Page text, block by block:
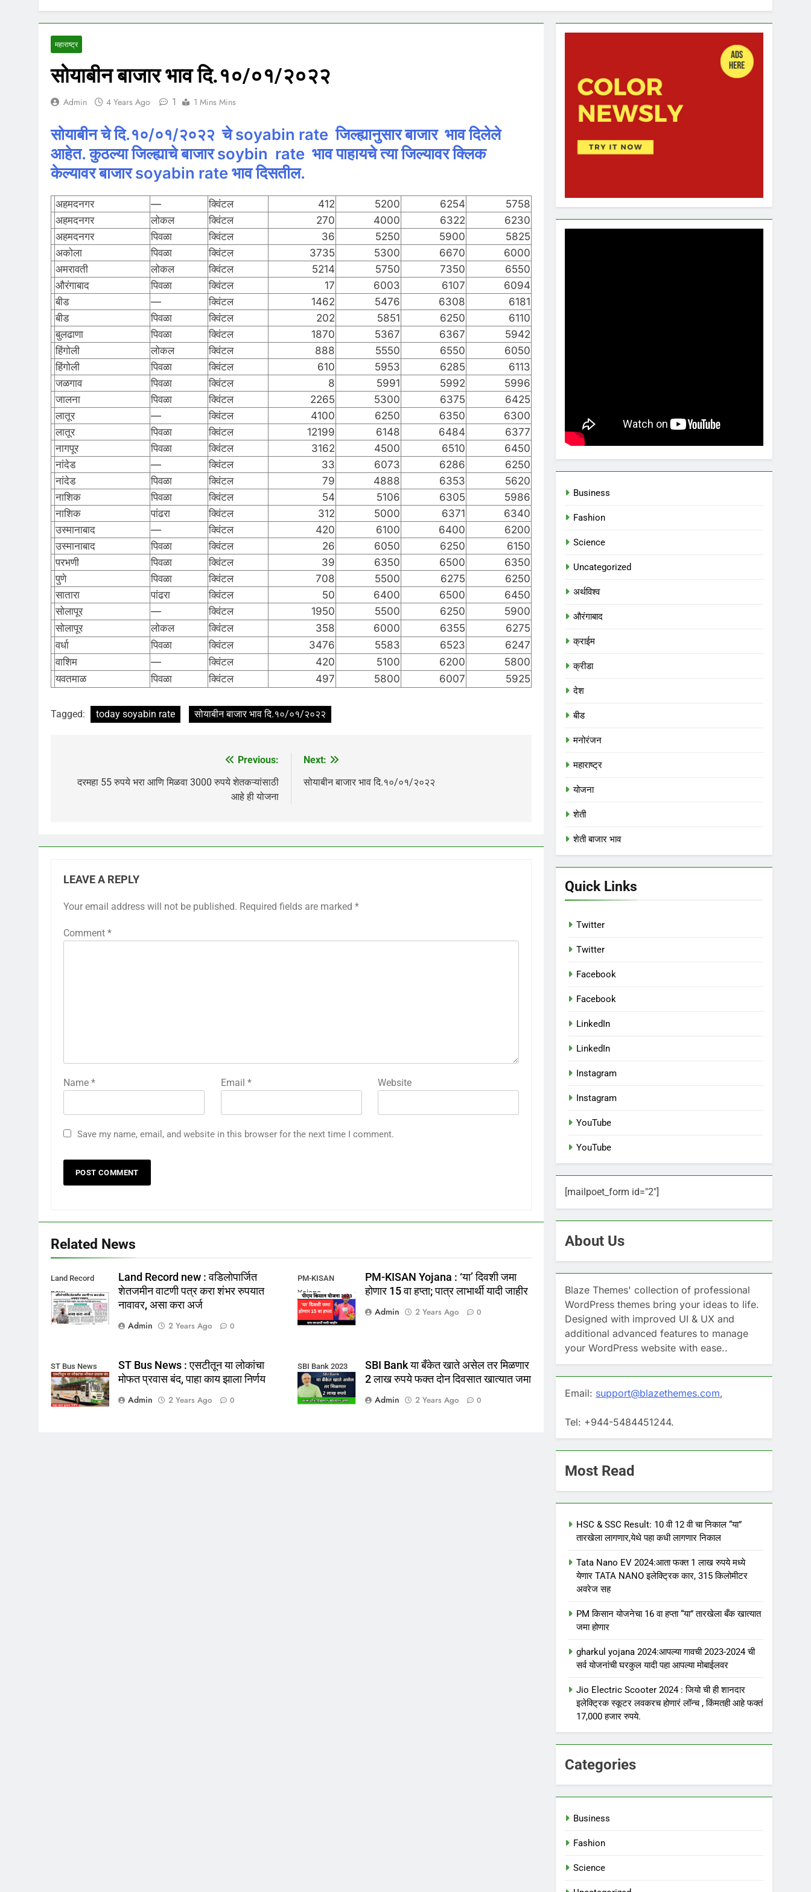
महाराष्ट्र
सोयाबीन बाजार भाव दि.१०/०१/२०२२
Admin 4 Years Ago 1 1 Mins Mins
सोयाबीन चे दि.१०/०१/२०२२ चेsoyabin rate जिल्ह्यानुसार बाजार भाव दिलेले
आहेत. कुठल्या जिल्ह्याचे बाजार soybin rate भाव पाहायचे त्या जिल्यावर क्लिक
केल्यावर बाजार soyabin rate भाव दिसतील.
अहमदनगर — क्विंटल 412 5200 6254
5758
अहमदनगर
लोकल क्विंटल 270 4000 6322
6230
अहमदनगर
पिवळा क्विंटल 36 5250 5900
5825
अकोला
पिवळा क्विंटल 3735 5300 6670
6000
अमरावती
लोकल क्विंटल 5214 5750 7350
6550
औरंगाबाद
पिवळा क्विंटल 17 6003 6107
6094
बीड
— क्विंटल 1462 5476 6308
6181
बीड
पिवळा क्विंटल 202 5851 6250
6110
बुलढाणा
पिवळा क्विंटल 1870 5367 6367
5942
हिंगोली
लोकल क्विंटल 888 5550 6550
6050
हिंगोली
पिवळा क्विंटल 610 5953 6285
6113
जळगाव
पिवळा क्विंटल 8 5991 5992
5996
जालना
पिवळा क्विंटल 2265 5300 6375
6425
लातूर
— क्विंटल 4100 6250 6350
6300
लातूर
पिवळा क्विंटल 12199 6148 6484
6377
नागपूर
पिवळा क्विंटल 3162 4500 6510
6450
नांदेड
— क्विंटल 33 6073 6286
6250
नांदेड
पिवळा क्विंटल 79 4888 6353
5620
नाशिक
पिवळा क्विंटल 54 5106 6305
5986
नाशिक
पांढरा क्विंटल 312 5000 6371
6340
उस्मानाबाद
— क्विंटल 420 6100 6400
6200
उस्मानाबाद
पिवळा क्विंटल 26 6050 6250
6150
परभणी
पिवळा क्विंटल 39 6350 6500
6350
पुणे
पिवळा क्विंटल 708 5500 6275
6250
सातारा
पांढरा क्विंटल 50 6400 6500
6450
सोलापूर
— क्विंटल 1950 5500 6250
5900
सोलापूर
लोकल क्विंटल 358 6000 6355
6275
वर्धा
पिवळा क्विंटल 3476 5583 6523
6247
वाशिम
— क्विंटल 420 5100 6200
5800
यवतमाळ
पिवळा क्विंटल 497 5800 6007 5925
Tagged: today soyabin rate सोयाबीन बाजार भाव दि.१०/०१/२०२२
navigation
Previous:
दरमहा 55 रुपये भरा आणि मिळवा 3000 रुपये शेतकऱ्यांसाठी
आहे ही योजना
Next:
सोयाबीन बाजार भाव दि.१०/०१/२०२२
LEAVE A REPLY
Your email address will not be published. Required fields are marked *
Comment *
Name * Email * Website
Save my name, email, and website in this browser for the next time I comment.
Related News
Land Record
new
Land Record new : वडिलोपार्जित
शेतजमीन वाटणी पत्र करा शंभर रुपयात
नावावर, असा करा अर्ज
Admin
2 Years Ago 0
PM-KISAN
Yojana
PM-KISAN Yojana : ‘या’ दिवशी जमा
होणार 15 वा हप्ता; पात्र लाभार्थी यादी जाहीर
Admin
2 Years Ago 0
ST Bus News
ST Bus News : एसटीतून या लोकांचा
मोफत प्रवास बंद, पाहा काय झाला निर्णय
Admin
2 Years Ago 0
SBI Bank 2023
SBI Bank या बँकेत खाते असेल तर मिळणार
2 लाख रुपये फक्त दोन दिवसात खात्यात जमा
Admin
2 Years Ago 0
Business
Fashion
Science
Uncategorized
अर्थविश्व
औरंगाबाद
क्राईम
क्रीडा
देश
बीड
मनोरंजन
महाराष्ट्र
योजना
शेती
शेती बाजार भाव
Quick Links
Twitter
Twitter
Facebook
Facebook
LinkedIn
LinkedIn
Instagram
Instagram
YouTube
YouTube
[mailpoet_form id="2"]
About Us
Blaze Themes' collection of professional
WordPress themes bring your ideas to life.
Designed with improved UI & UX and
additional advanced features to manage
your WordPress website with ease..
Email: support@blazethemes.com,
Tel: +944-5484451244.
Most Read
HSC & SSC Result: 10 वी 12 वी चा निकाल “या”
तारखेला लागणार,येथे पहा कधी लागणार निकाल
Tata Nano EV 2024:आता फक्त 1 लाख रुपये मध्ये
येणार TATA NANO इलेक्ट्रिक कार, 315 किलोमीटर
अवरेज सह
PM किसान योजनेचा 16 वा हप्ता “या” तारखेला बँक खात्यात
जमा होणार
gharkul yojana 2024:आपल्या गावची 2023-2024 ची
सर्व योजनांची घरकुल यादी पहा आपल्या मोबाईलवर
Jio Electric Scooter 2024 : जियो ची ही शानदार
इलेक्ट्रिक स्कूटर लवकरच होणारं लॉन्च , किंमतही आहे फक्तं
17,000 हजार रुपये.
Categories
Business
Fashion
Science